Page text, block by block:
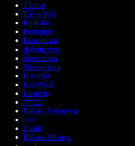
Türkçe
Tiếng Việt
Română
Português
Български
ქართული
Slovenčina
Slovenščina
Hrvatski
Ελληνικά
Lietuvių
עברית
Bahasa Indonesia
বাংলা
Català
Bahasa Melayu